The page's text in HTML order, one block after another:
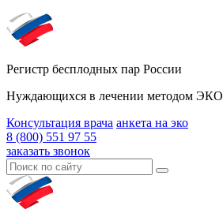
Регистр бесплодных пар России
Нуждающихся в лечении методом ЭКО
Консультация врача анкета на эко
8 (800) 551 97 55
заказать звонок